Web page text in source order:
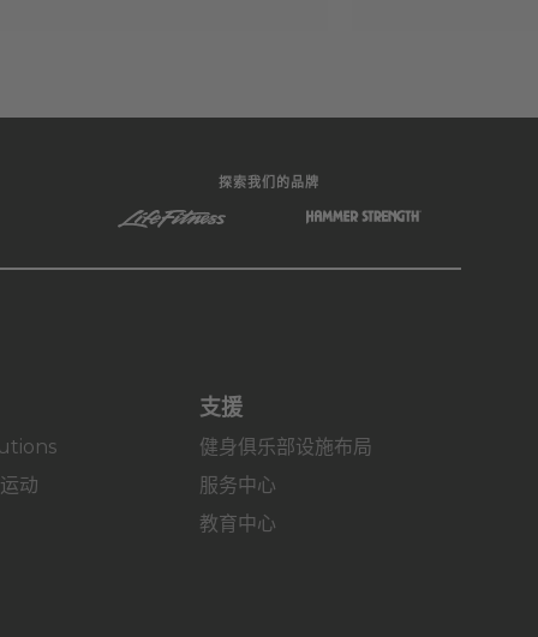
探索我们的品牌
动
支援
健身俱乐部设施布局
服务中心
教育中心